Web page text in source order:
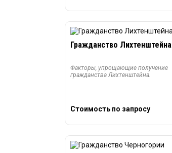
Гражданство Лихтенштейна
Факторы, упрощающие получение
гражданства Лихтенштейна.
Стоимость по запросу